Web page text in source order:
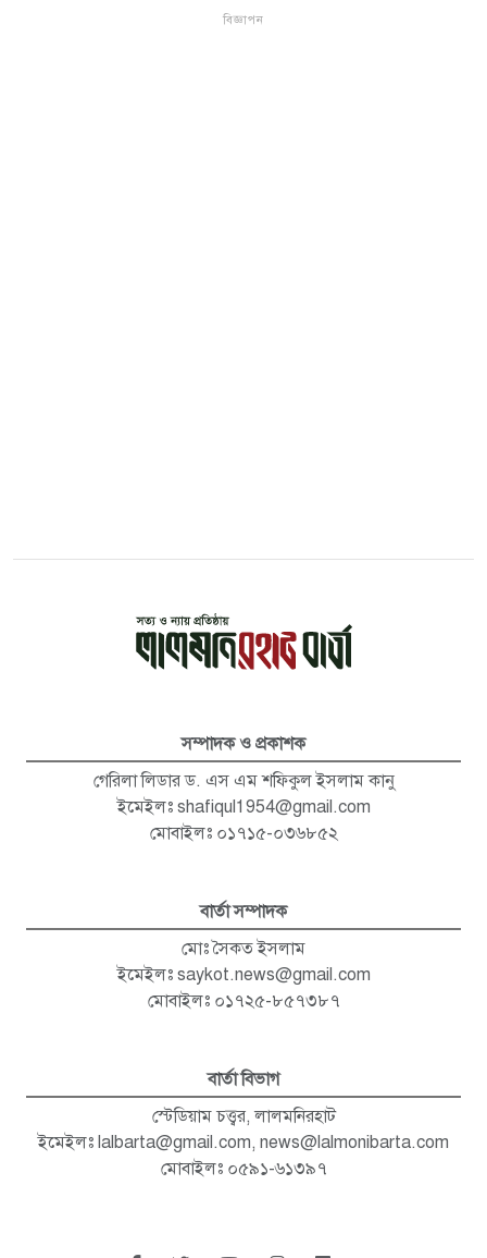
বিজ্ঞাপন
সম্পাদক ও প্রকাশক
গেরিলা লিডার ড. এস এম শফিকুল ইসলাম কানু
ইমেইলঃ shafiqul1954@gmail.com
মোবাইলঃ ০১৭১৫-০৩৬৮৫২
বার্তা সম্পাদক
মোঃ সৈকত ইসলাম
ইমেইলঃ saykot.news@gmail.com
মোবাইলঃ ০১৭২৫-৮৫৭৩৮৭
বার্তা বিভাগ
স্টেডিয়াম চত্ত্বর, লালমনিরহাট
ইমেইলঃ lalbarta@gmail.com, news@lalmonibarta.com
মোবাইলঃ ০৫৯১-৬১৩৯৭